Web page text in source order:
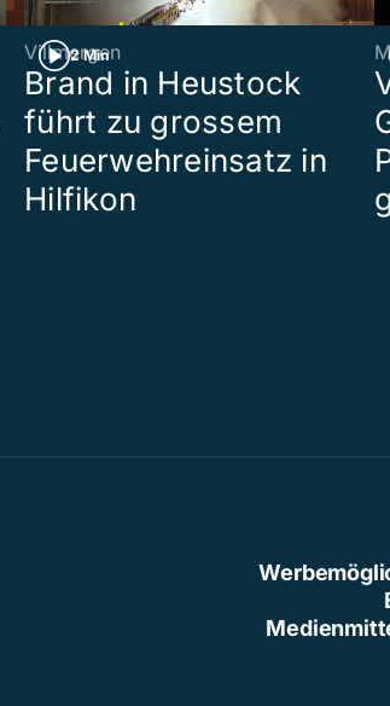
2 Min
Villmergen
Brand in Heustock
führt zu grossem
Feuerwehreinsatz in
Hilfikon